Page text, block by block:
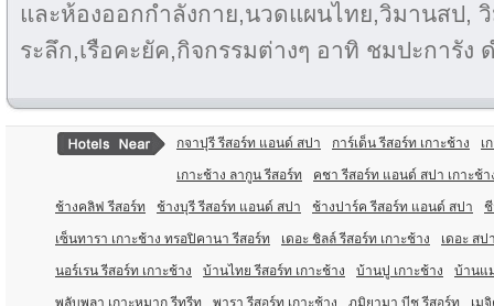
และห้องออกกำลังกาย,นวดแผนไทย,วิมานสป,
ระลึก,เรือคะยัค,กิจกรรมต่างๆ อาทิ ชมปะการัง
กจาปุรี รีสอร์ท แอนด์ สปา การ์เด็น รีสอร์ท เกาะช้าง เ
เกาะช้าง ลากูน รีสอร์ท คชา รีสอร์ท แอนด์ สปา เกาะช้า
ช้างคลิฟ รีสอร์ท ช้างบุรี รีสอร์ท แอนด์ สปา ช้างปาร์ค รีสอร์ท แอนด์ สปา
เซ็นทารา เกาะช้าง ทรอปิคานา รีสอร์ท เดอะ ชิลล์ รีสอร์ท เกาะช้าง เดอะ สป
นอร์เรน รีสอร์ท เกาะช้าง บ้านไทย รีสอร์ท เกาะช้าง บ้านปู เกาะช้าง บ้านแ
พลับพลา เกาะหมาก รีทรีท พารา รีสอร์ท เกาะช้าง ภูมิยามา บีช รีสอร์ท เม